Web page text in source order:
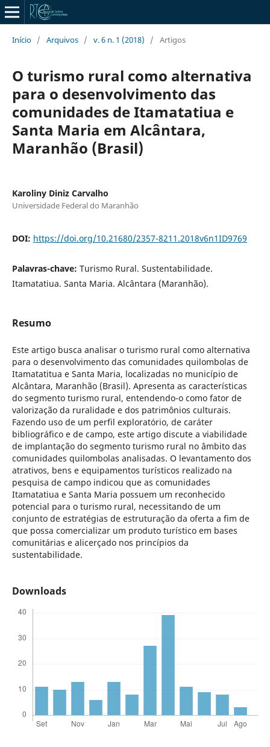
Início / Arquivos / v. 6 n. 1 (2018) / Artigos
O turismo rural como alternativa
para o desenvolvimento das
comunidades de Itamatatiua e
Santa Maria em Alcântara,
Maranhão (Brasil)
Karoliny Diniz Carvalho
Universidade Federal do Maranhão
DOI: https://doi.org/10.21680/2357-8211.2018v6n1ID9769
Palavras-chave: Turismo Rural. Sustentabilidade.
Itamatatiua. Santa Maria. Alcântara (Maranhão).
Resumo
Este artigo busca analisar o turismo rural como alternativa
para o desenvolvimento das comunidades quilombolas de
Itamatatitua e Santa Maria, localizadas no município de
Alcântara, Maranhão (Brasil). Apresenta as características
do segmento turismo rural, entendendo-o como fator de
valorização da ruralidade e dos patrimônios culturais.
Fazendo uso de um perfil exploratório, de caráter
bibliográfico e de campo, este artigo discute a viabilidade
de implantação do segmento turismo rural no âmbito das
comunidades quilombolas analisadas. O levantamento dos
atrativos, bens e equipamentos turísticos realizado na
pesquisa de campo indicou que as comunidades
Itamatatiua e Santa Maria possuem um reconhecido
potencial para o turismo rural, necessitando de um
conjunto de estratégias de estruturação da oferta a fim de
que possa comercializar um produto turístico em bases
comunitárias e alicerçado nos princípios da
sustentabilidade.
Downloads